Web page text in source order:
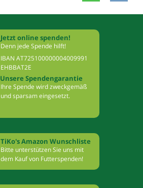
Jetzt online spenden!
Denn jede Spende hilft!
IBAN AT725100000004009991
EHBBAT2E
Unsere Spendengarantie
Ihre Spende wird zweckgemäß
und sparsam eingesetzt.
TiKo's Amazon Wunschliste
Bitte unterstützen Sie uns mit
dem Kauf von Futterspenden!